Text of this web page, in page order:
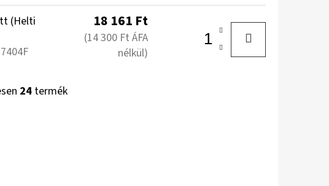
(Helti
18 161 Ft
(14 300 Ft ÁFA
nélkül)
L
24termék